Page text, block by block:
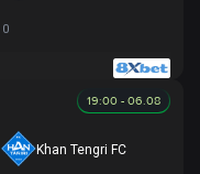
19:00 - 06.08
Khan Tengri FC